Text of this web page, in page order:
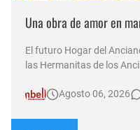
Una obra de amor en
El futuro Hogar del
las Hermanitas de los
Compasión —conducido por Norma Abadie y transmitido aAgosto 06, 2026